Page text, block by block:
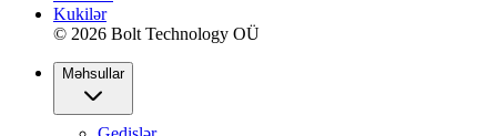
Kukilər
© 2026 Bolt Technology OÜ
Məhsullar